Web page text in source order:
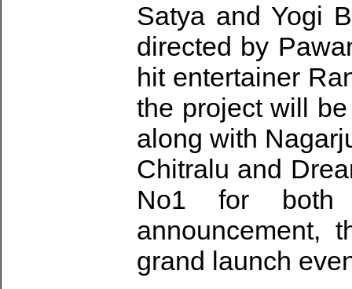
Satya and Yogi
directed by
hit entertainer
the project will
along with
Chitralu and
No1 for both
announcement,
grand launch